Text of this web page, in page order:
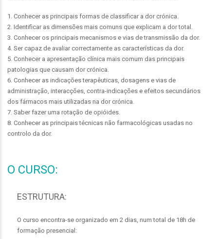
1. Conhecer as principais formas de classificar a dor crónica.
2. Identificar as dimensões mais comuns que explicam a dor total.
3. Conhecer os principais mecanismos e vias de transmissão da dor.
4. Ser capaz de avaliar correctamente as características da dor.
5. Conhecer a apresentação clínica mais comum das principais
patologias que causam dor crónica.
6. Conhecer as indicações terapêuticas, dosagens e vias de
administração, interacções, contra-indicações e efeitos secundários
dos fármacos mais utilizadas na dor crónica.
7. Saber fazer uma rotação de opióides.
8. Conhecer as principais técnicas não farmacológicas usadas no
controlo da dor.
O CURSO:
ESTRUTURA:
O curso encontra-se organizado em 2 dias, num total de 18h de
formação presencial: